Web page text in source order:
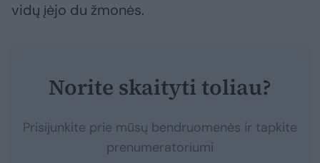
vidų įėjo du žmonės.
Norite skaityti toliau?
Prisijunkite prie mūsų bendruomenės ir tapkite
prenumeratoriumi